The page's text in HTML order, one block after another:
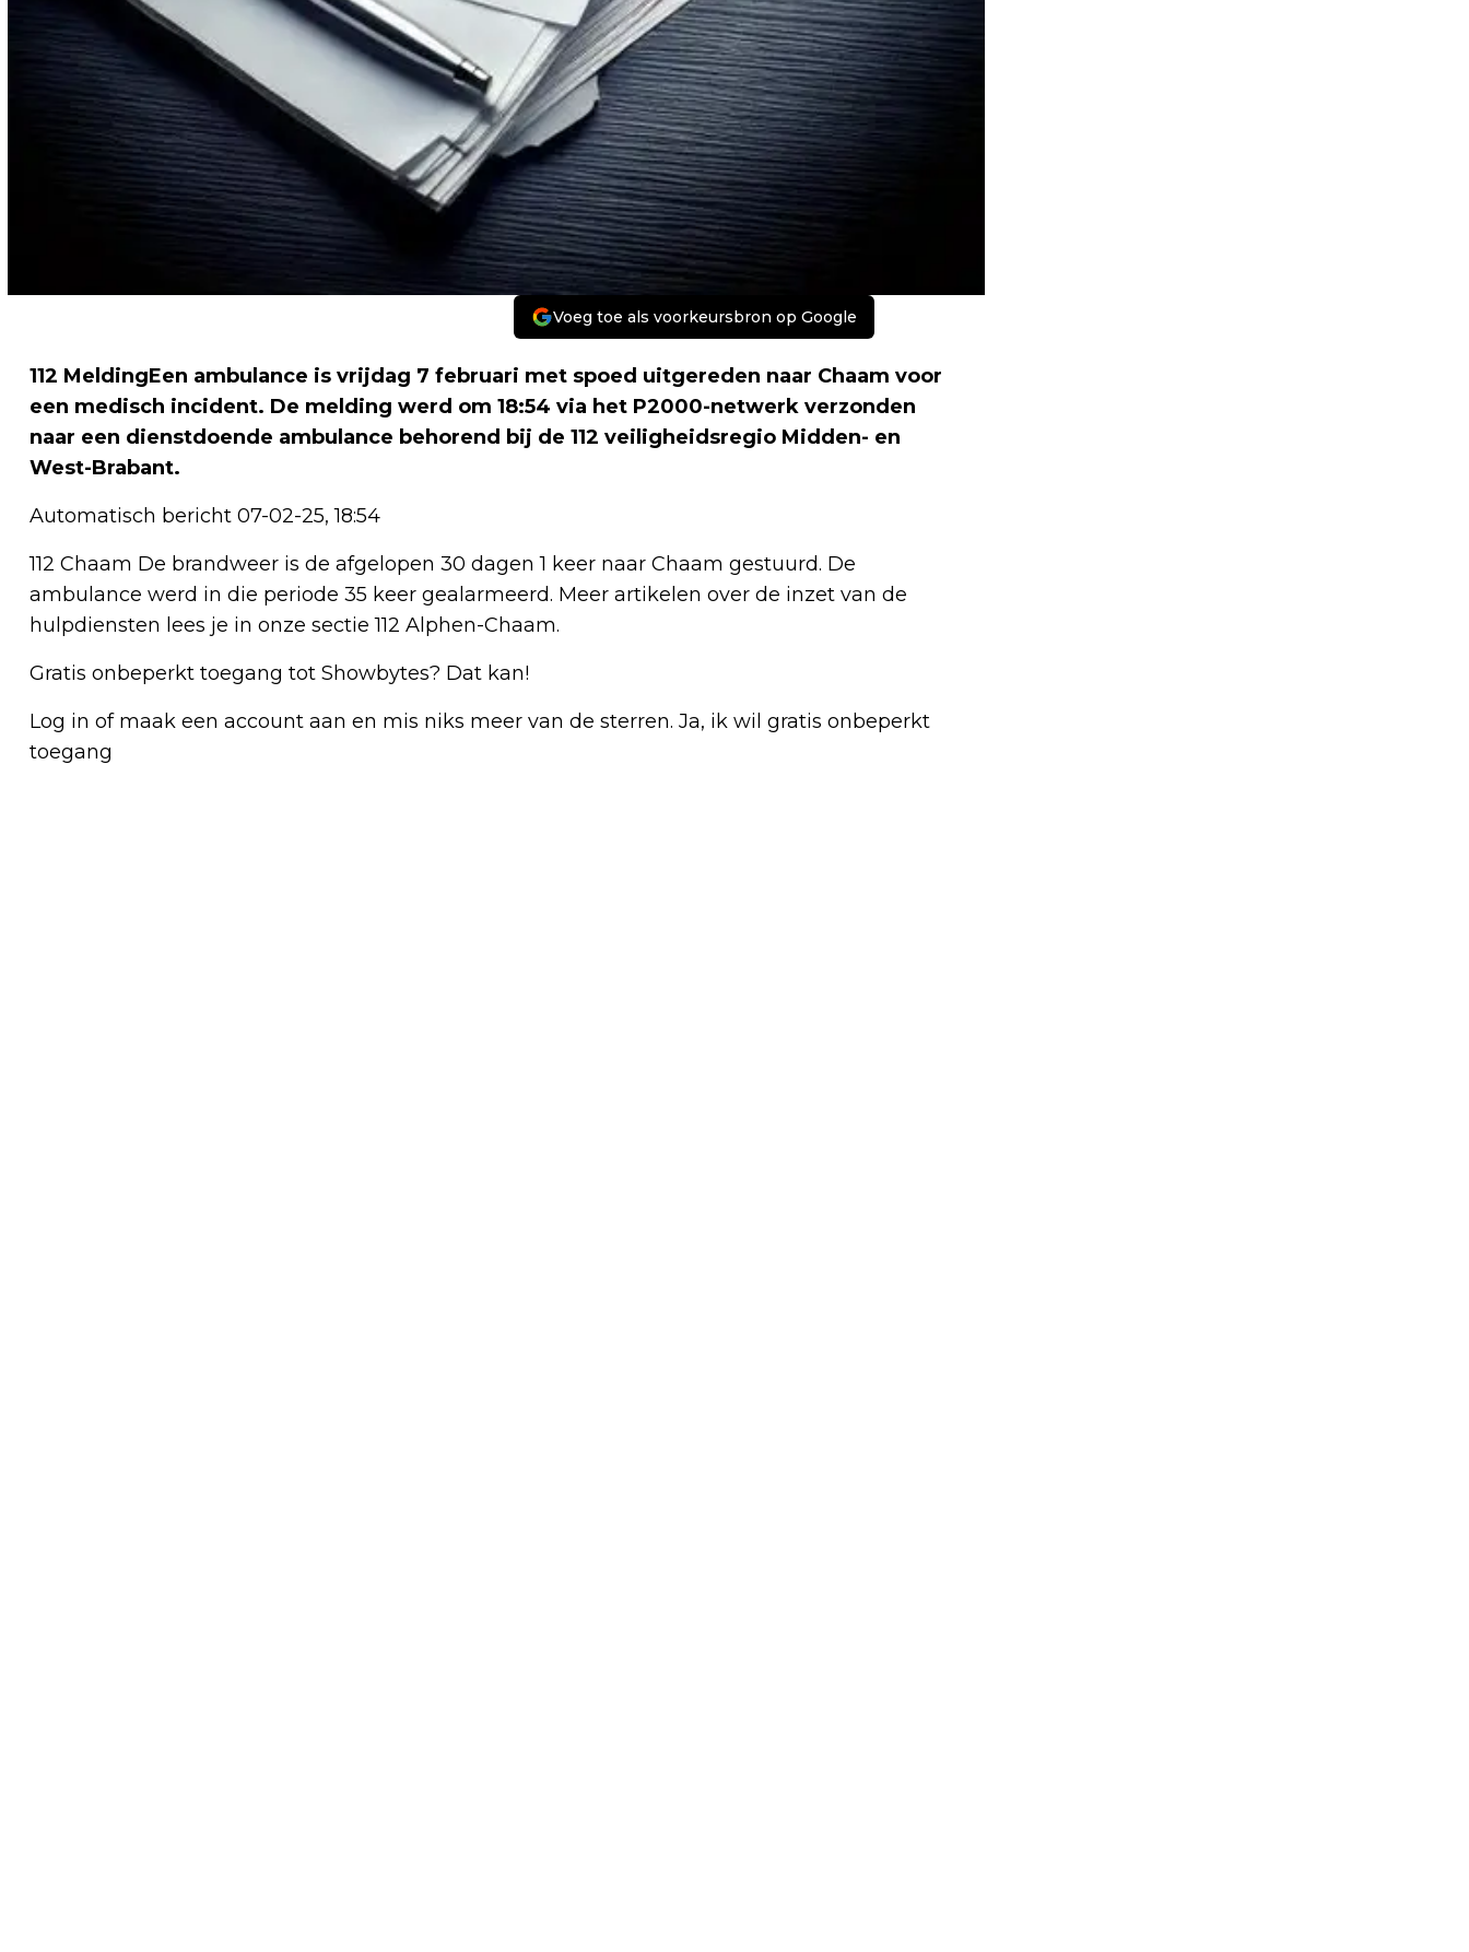
Voeg toe als voorkeursbron op Google
112 MeldingEen ambulance is vrijdag 7 februari met spoed uitgereden naar Chaam voor
een medisch incident. De melding werd om 18:54 via het P2000-netwerk verzonden
naar een dienstdoende ambulance behorend bij de 112 veiligheidsregio Midden- en
West-Brabant.
Automatisch bericht 07-02-25, 18:54
112 Chaam De brandweer is de afgelopen 30 dagen 1 keer naar Chaam gestuurd. De
ambulance werd in die periode 35 keer gealarmeerd. Meer artikelen over de inzet van de
hulpdiensten lees je in onze sectie 112 Alphen-Chaam.
Gratis onbeperkt toegang tot Showbytes? Dat kan!
Log in of maak een account aan en mis niks meer van de sterren. Ja, ik wil gratis onbeperkt
toegang